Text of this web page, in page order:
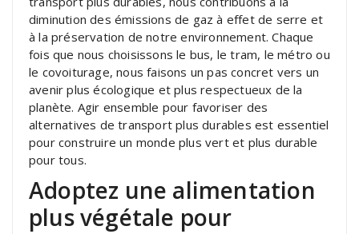
diminution des émissions de gaz à effet de serre et
à la préservation de notre environnement. Chaque
fois que nous choisissons le bus, le tram, le métro ou
le covoiturage, nous faisons un pas concret vers un
avenir plus écologique et plus respectueux de la
planète. Agir ensemble pour favoriser des
alternatives de transport plus durables est essentiel
pour construire un monde plus vert et plus durable
pour tous.
Adoptez une alimentation
plus végétale pour